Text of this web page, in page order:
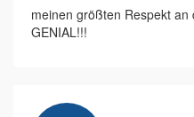
meinen größten Respekt
GENIAL!!!